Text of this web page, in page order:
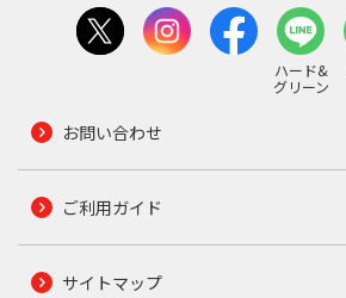
ハード&
グリーン
お問い合わせ
ご利用ガイド
サイトマップ